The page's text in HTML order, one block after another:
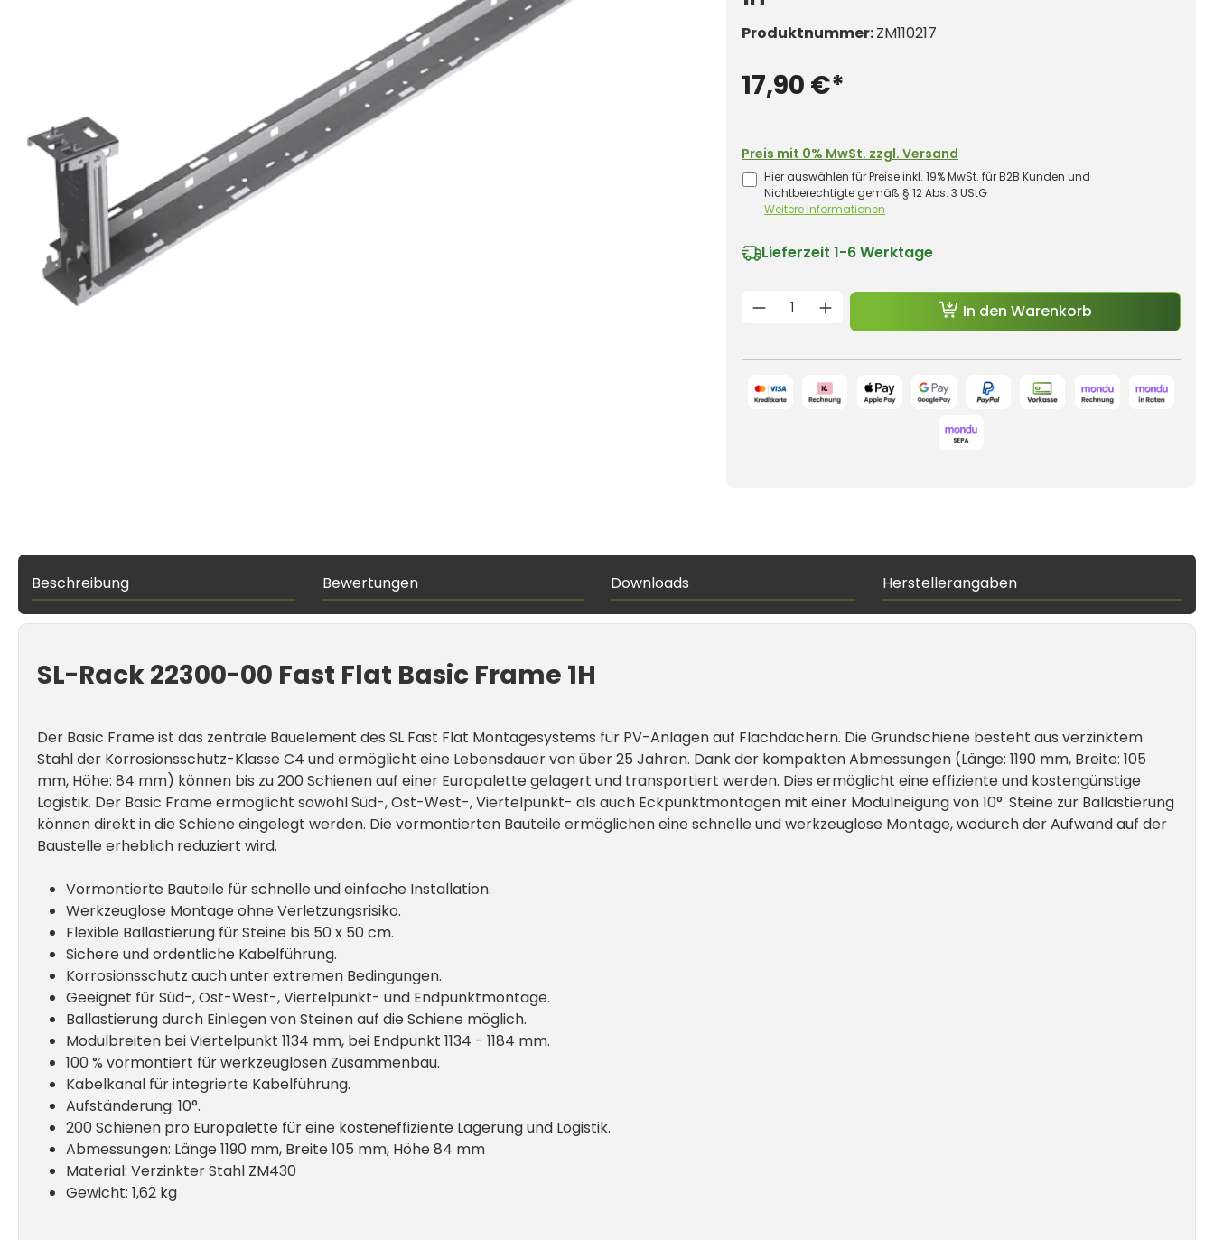
Produktnummer:ZM110217
17,90 €*
Preis mit 0% MwSt. zzgl. Versand
Hier auswählen für Preise inkl. 19% MwSt. für B2B Kunden und
Nichtberechtigte gemäß § 12 Abs. 3 UStG
Weitere Informationen
Lieferzeit 1-6 Werktage
Produkt Anzahl: Gib den gewünschten
In den Warenkorb
Beschreibung Bewertungen Downloads Herstellerangaben
SL-Rack 22300-00 Fast Flat Basic Frame 1H
Der Basic Frame ist das zentrale Bauelement des SL Fast Flat Montagesystems für PV-Anlagen auf Flachdächern. Die Grundschiene besteht aus verzinktem
Stahl der Korrosionsschutz-Klasse C4 und ermöglicht eine Lebensdauer von über 25 Jahren. Dank der kompakten Abmessungen (Länge: 1190 mm, Breite: 105
mm, Höhe: 84 mm) können bis zu 200 Schienen auf einer Europalette gelagert und transportiert werden. Dies ermöglicht eine effiziente und kostengünstige
Logistik. Der Basic Frame ermöglicht sowohl Süd-, Ost-West-, Viertelpunkt- als auch Eckpunktmontagen mit einer Modulneigung von 10°. Steine zur Ballastierung
können direkt in die Schiene eingelegt werden. Die vormontierten Bauteile ermöglichen eine schnelle und werkzeuglose Montage, wodurch der Aufwand auf der
Baustelle erheblich reduziert wird.
Vormontierte Bauteile für schnelle und einfache Installation.
Werkzeuglose Montage ohne Verletzungsrisiko.
Flexible Ballastierung für Steine bis 50 x 50 cm.
Sichere und ordentliche Kabelführung.
Korrosionsschutz auch unter extremen Bedingungen.
Geeignet für Süd-, Ost-West-, Viertelpunkt- und Endpunktmontage.
Ballastierung durch Einlegen von Steinen auf die Schiene möglich.
Modulbreiten bei Viertelpunkt 1134 mm, bei Endpunkt 1134 - 1184 mm.
100 % vormontiert für werkzeuglosen Zusammenbau.
Kabelkanal für integrierte Kabelführung.
Aufständerung: 10°.
200 Schienen pro Europalette für eine kosteneffiziente Lagerung und Logistik.
Abmessungen: Länge 1190 mm, Breite 105 mm, Höhe 84 mm
Material: Verzinkter Stahl ZM430
Gewicht: 1,62 kg